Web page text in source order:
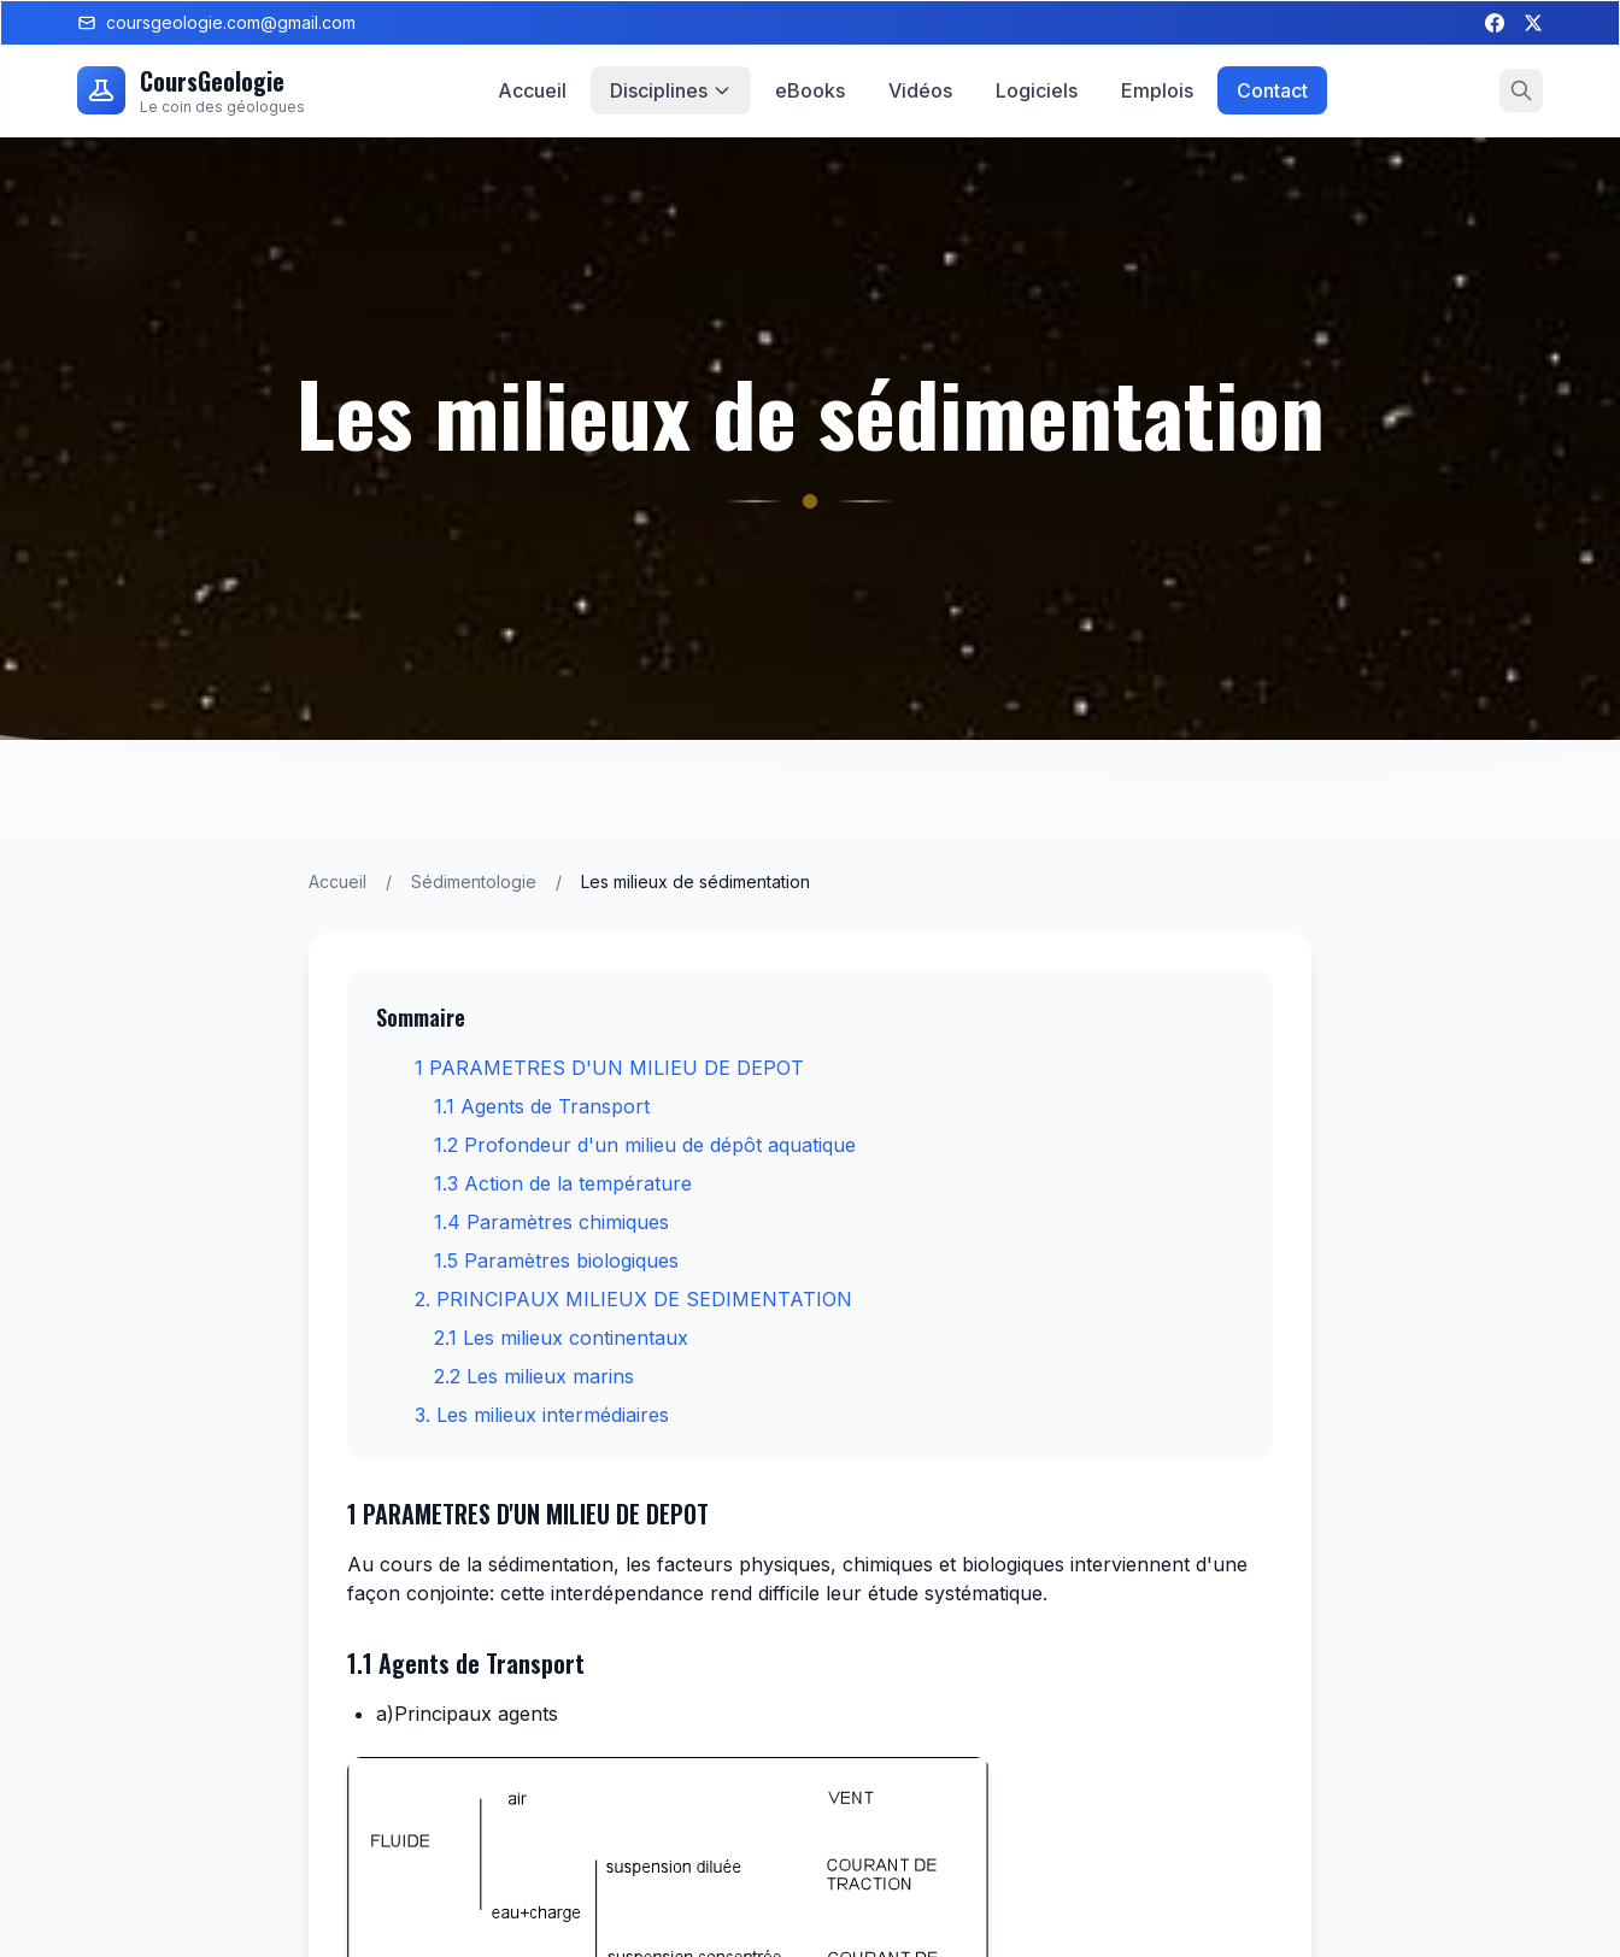
coursgeologie.com@gmail.com
CoursGeologie
Le coin des géologues
Accueil Disciplines eBooks Vidéos Logiciels Emplois Contact
Les milieux de sédimentation
Accueil / Sédimentologie / Les milieux de sédimentation
Sommaire
1 PARAMETRES D'UN MILIEU DE DEPOT
1.1 Agents de Transport
1.2 Profondeur d'un milieu de dépôt aquatique
1.3 Action de la température
1.4 Paramètres chimiques
1.5 Paramètres biologiques
2. PRINCIPAUX MILIEUX DE SEDIMENTATION
2.1 Les milieux continentaux
2.2 Les milieux marins
3. Les milieux intermédiaires
1 PARAMETRES D'UN MILIEU DE DEPOT
Au cours de la sédimentation, les facteurs physiques, chimiques et biologiques interviennent d'une
façon conjointe: cette interdépendance rend difficile leur étude systématique.
1.1 Agents de Transport
a)Principaux agents